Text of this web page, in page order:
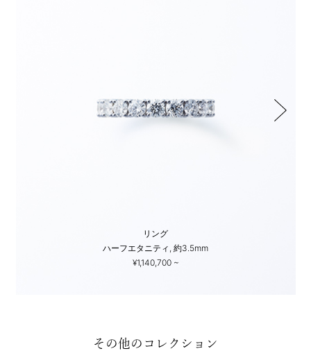
リング
ハーフエタニティ, 約3.5mm
¥1,140,700 ~
その他のコレクション